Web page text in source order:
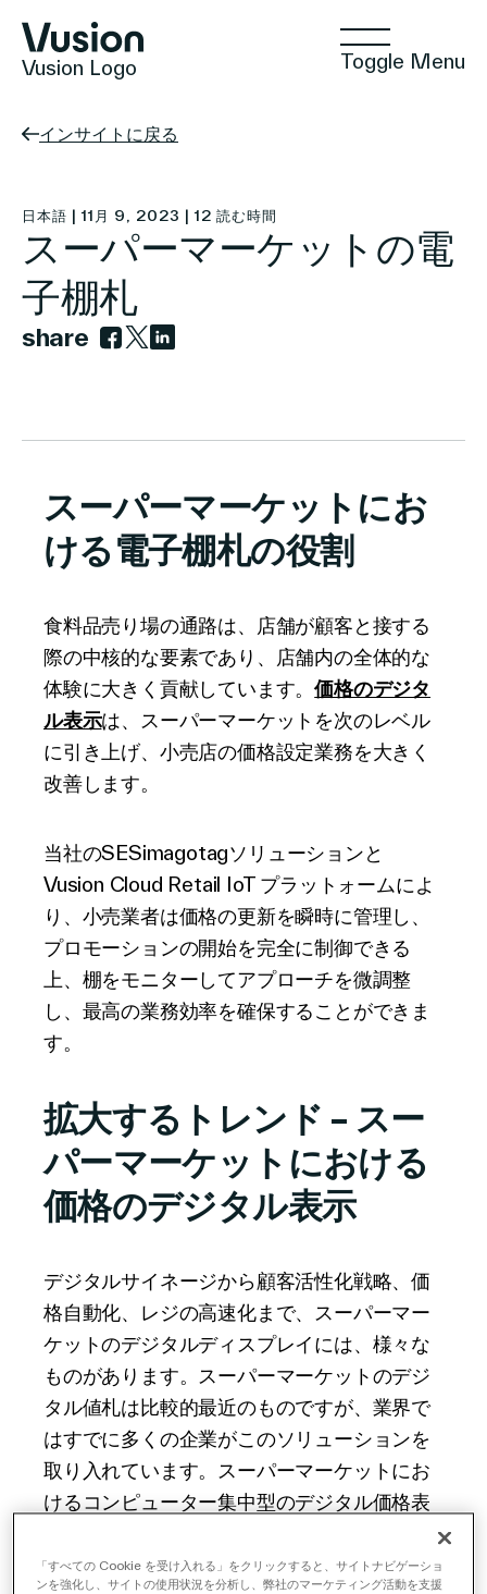
Vusion Logo Toggle Menu
テクノロジー
ソリューション
会社概要
お問い合わせ
投資情報
パートナー
Careers
リンク
インサイトに戻る
日本語 | 11月 9, 2023 | 12 読む時間
スーパーマーケットの電
子棚札
share
スーパーマーケットにお
ける電子棚札の役割
食料品売り場の通路は、店舗が顧客と接する
際の中核的な要素であり、店舗内の全体的な
体験に大きく貢献しています。価格のデジタ
ル表示は、スーパーマーケットを次のレベル
に引き上げ、小売店の価格設定業務を大きく
改善します。
当社のSESimagotagソリューションと
Vusion Cloud Retail IoT プラットォームによ
り、小売業者は価格の更新を瞬時に管理し、
プロモーションの開始を完全に制御できる
上、棚をモニターしてアプローチを微調整
し、最高の業務効率を確保することができま
す。
拡大するトレンド – スー
パーマーケットにおける
価格のデジタル表示
デジタルサイネージから顧客活性化戦略、価
格自動化、レジの高速化まで、スーパーマー
ケットのデジタルディスプレイには、様々な
ものがあります。スーパーマーケットのデジ
タル値札は比較的最近のものですが、業界で
はすでに多くの企業がこのソリューションを
取り入れています。スーパーマーケットにお
けるコンピューター集中型のデジタル価格表
るものであり、リアルタイムで店舗を管理す
「すべての Cookie を受け入れる」をクリックすると、サイトナビゲーショ
ンを強化し、サイトの使用状況を分析し、弊社のマーケティング活動を支援